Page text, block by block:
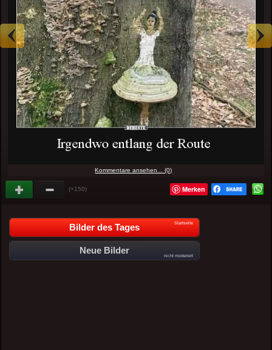
Kommentare ansehen... (0)
(+150) Merken
Bilder des Tages Startseite
Neue Bilder
nicht moderiert